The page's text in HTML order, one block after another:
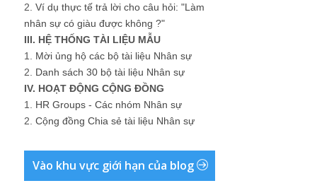
2. Ví dụ thực tế trả lời cho câu hỏi: "Làm
nhân sự có giàu được không ?"
III. HỆ THỐNG TÀI LIỆU MẪU
1. Mời ủng hộ các bộ tài liệu Nhân sự
2. Danh sách 30 bộ tài liệu Nhân sự
IV. HOẠT ĐỘNG CỘNG ĐỒNG
1. HR Groups - Các nhóm Nhân sự
2. Cộng đồng Chia sẻ tài liệu Nhân sự
Vào khu vực giới hạn của blog